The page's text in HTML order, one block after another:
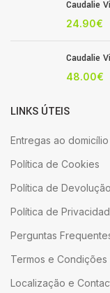
Caudalie
24.90€
Caudalie
48.00€
LINKS ÚTEIS
Entregas ao domicílio
Política de Cookies
Política de Devolução
Política de
Perguntas
Termos e Condições
Localização e